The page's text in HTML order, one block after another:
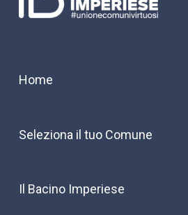
Home
Seleziona il tuo Comune
Il Bacino Imperiese